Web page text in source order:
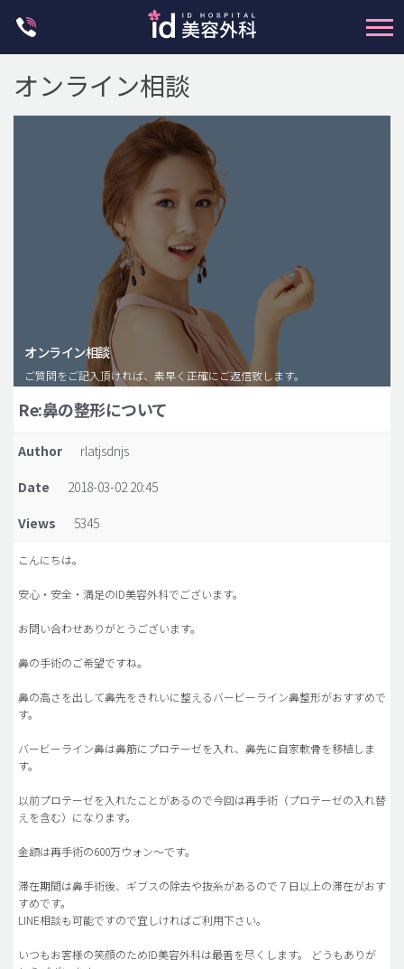
脂肪注入(アンチエイジング)
豊胸手術・バストアップ
プチ整形
idリアルストーリー
idニュース
病院紹介
安全整形
料金一覧
オンライン相談
オンライン相談
ご質問をご記入頂ければ、素早く正確にご返信致します。
Re:鼻の整形について
Author
rlatjsdnjs
Date
2018-03-02 20:45
Views
5345
こんにちは。
安心・安全・満足のID美容外科でございます。
お問い合わせありがとうございます。
鼻の手術のご希望ですね。
鼻の高さを出して鼻先をきれいに整えるバービーライン鼻整形がおすすめで
す。
バービーライン鼻は鼻筋にプロテーゼを入れ、鼻先に自家軟骨を移植しま
す。
以前プロテーゼを入れたことがあるので今回は再手術（プロテーゼの入れ替
えを含む）になります。
金額は再手術の600万ウォン～です。
滞在期間は鼻手術後、ギブスの除去や抜糸があるので７日以上の滞在がおす
すめです。
LINE相談も可能ですので宜しければご利用下さい。
いつもお客様の笑顔のためID美容外科は最善を尽くします。 どうもありが